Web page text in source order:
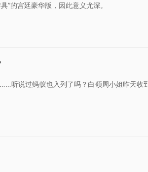
”的宫廷豪华版，因此意义尤深。
听说过蚂蚁也入列了吗？白领周小姐昨天收